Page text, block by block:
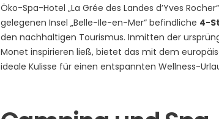
Öko-Spa-Hotel „La Grée des Landes d’Yves
gelegenen Insel „Belle-Ile-en-Mer“ befindliche 4-
den nachhaltigen Tourismus. Inmitten der
Monet inspirieren ließ, bietet das mit dem
ideale Kulisse für einen entspannten Wellness-